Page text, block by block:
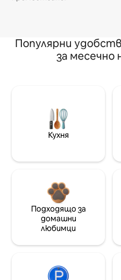
Популярни
за месечно
Кухня
Подходящо за
домашни
любимци